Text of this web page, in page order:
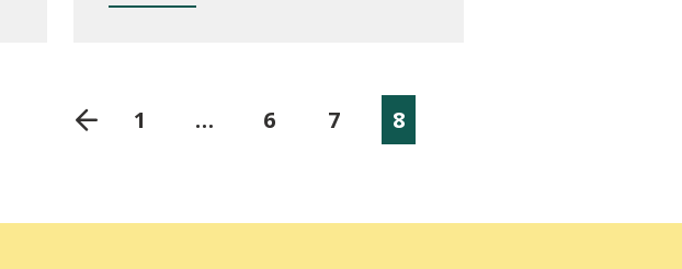
1 … 6 7 8